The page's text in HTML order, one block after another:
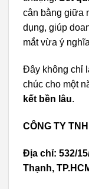
cân bằng giữa
dụng, giúp
mắt vừa ý
Đây không chỉ
chúc cho một
kết bền lâu.
CÔNG TY
Địa chỉ: 532/
Thạnh,